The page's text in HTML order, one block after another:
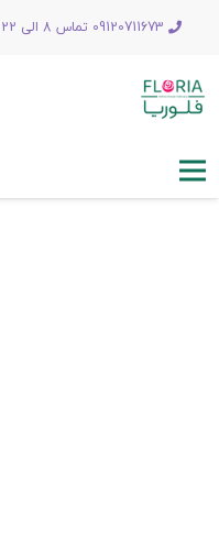
09120711673 تماس 8 الی 22